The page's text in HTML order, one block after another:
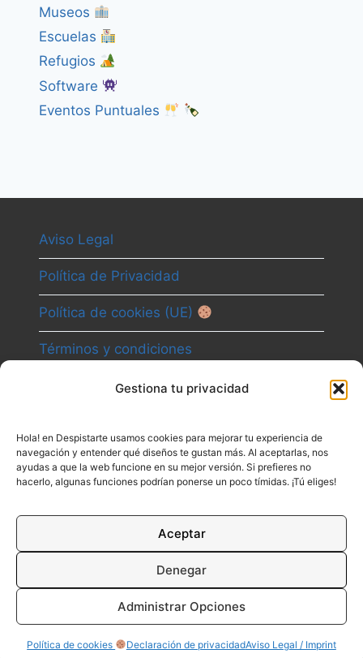
Gestiona tu privacidad
Hola! en Despistarte usamos cookies para mejorar tu experiencia de
navegación y entender qué diseños te gustan más. Al aceptarlas, nos
ayudas a que la web funcione en su mejor versión. Si prefieres no
hacerlo, algunas funciones podrían ponerse un poco tímidas. ¡Tú eliges!
Aceptar
Denegar
Administrar Opciones
Política de cookies Declaración de privacidadAviso Legal / Imprint
Museos
Escuelas
Refugios
Software
Eventos Puntuales
Aviso Legal
Política de Privacidad
Política de cookies (UE)
Términos y condiciones
Canal
Contacto
© 2026 DESPISTARTE